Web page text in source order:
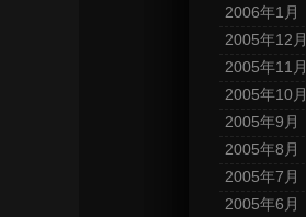
2006年1月
2005年12月
2005年11月
2005年10月
2005年9月
2005年8月
2005年7月
2005年6月